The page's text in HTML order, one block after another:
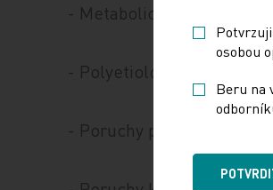
- Metabolické choroby
- Polyetiologické jednotky (
- Poruchy pigmentace
osobou
Beru na